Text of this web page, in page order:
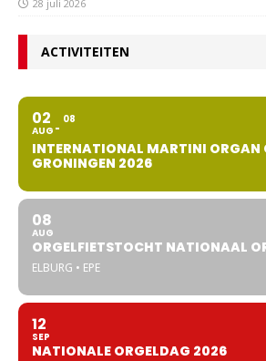
28 juli 2026
ACTIVITEITEN
02
AUG
08
INTERNATIONAL MARTINI ORGAN
GRONINGEN 2026
08
AUG
ORGELFIETSTOCHT NATIONAAL
ELBURG • EPE
12
SEP
NATIONALE ORGELDAG 2026